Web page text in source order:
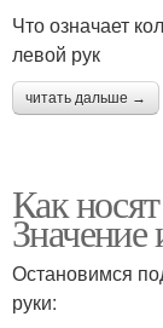
Что означает
левой рук
читать дальше →
Как
Остановимся
руки: